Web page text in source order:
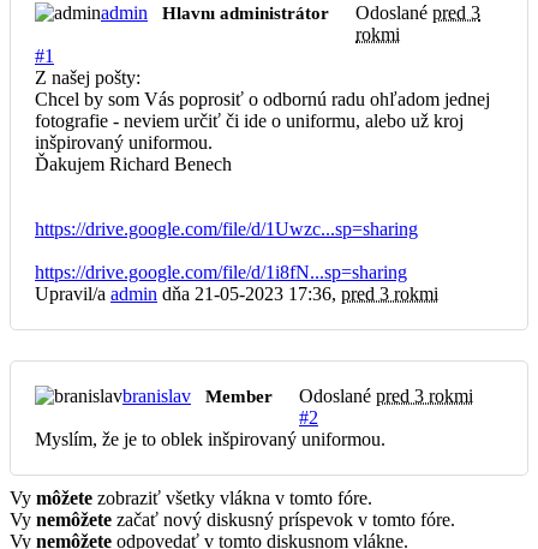
admin Hlavnı administrátor Odoslané pred 3
rokmi
#1
Z našej pošty:
Chcel by som Vás poprosiť o odbornú radu ohľadom jednej
fotografie - neviem určiť či ide o uniformu, alebo už kroj
inšpirovaný uniformou.
Ďakujem Richard Benech
https://drive.google.com/file/d/1Uwzc...sp=sharing
https://drive.google.com/file/d/1i8fN...sp=sharing
Upravil/a admin dňa 21-05-2023 17:36, pred 3 rokmi
branislav Member Odoslané pred 3 rokmi
#2
Myslím, že je to oblek inšpirovaný uniformou.
Vy môžete zobraziť všetky vlákna v tomto fóre.
Vy nemôžete začať nový diskusný príspevok v tomto fóre.
Vy nemôžete odpovedať v tomto diskusnom vlákne.